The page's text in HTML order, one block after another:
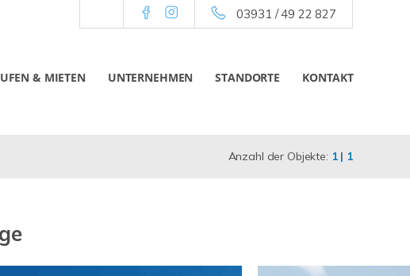
03931 / 49 22 827
& MIETEN UNTERNEHMEN STANDORTE KONTAKT
Anzahl der Objekte: 1 | 1